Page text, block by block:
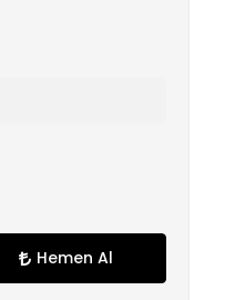
Hemen Al